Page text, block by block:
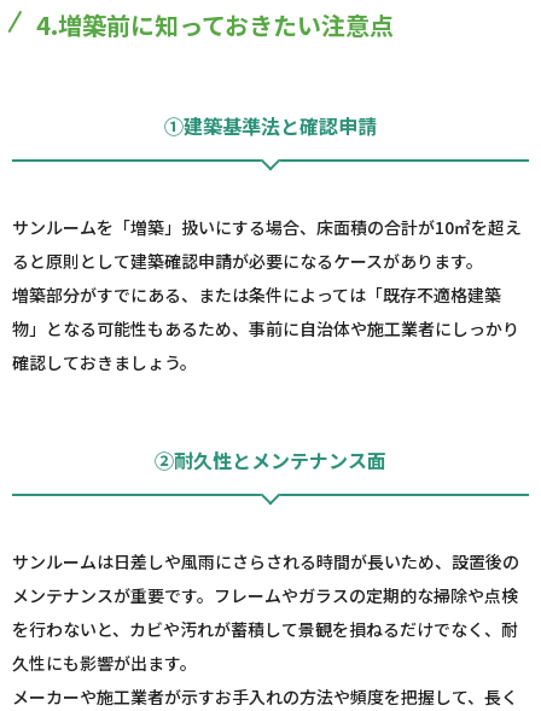
4.増築前に知っておきたい注意点
①建築基準法と確認申請
サンルームを「増築」扱いにする場合、床面積の合計が10㎡を超え
ると原則として建築確認申請が必要になるケースがあります。
増築部分がすでにある、または条件によっては「既存不適格建築
物」となる可能性もあるため、事前に自治体や施工業者にしっかり
確認しておきましょう。
②耐久性とメンテナンス面
サンルームは日差しや風雨にさらされる時間が長いため、設置後の
メンテナンスが重要です。フレームやガラスの定期的な掃除や点検
を行わないと、カビや汚れが蓄積して景観を損ねるだけでなく、耐
久性にも影響が出ます。
メーカーや施工業者が示すお手入れの方法や頻度を把握して、長く